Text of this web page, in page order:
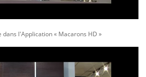
dans l'Application « Macarons HD »